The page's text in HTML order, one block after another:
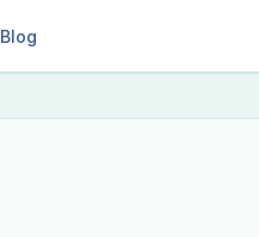
Blog